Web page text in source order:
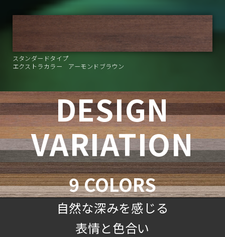
スタンダードタイプ
エクストラカラー アーモンドブラウン
DESIGN
VARIATION
9 COLORS
自然な深みを感じる
表情と色合い